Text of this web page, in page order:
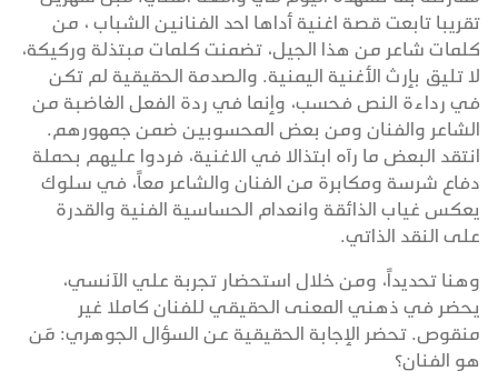
تقريبا تابعت قصة اغنية أداها احد الفنانين الشباب ، من
كلمات شاعر من هذا الجيل، تضمنت كلمات مبتذلة وركيكة،
لا تليق بإرث الأغنية اليمنية. والصدمة الحقيقية لم تكن
في رداءة النص فحسب، وإنما في ردة الفعل الغاضبة من
الشاعر والفنان ومن بعض المحسوبين ضمن جمهورهم.
انتقد البعض ما رآه ابتذالا في الاغنية، فردوا عليهم بحملة
دفاع شرسة ومكابرة من الفنان والشاعر معاً، في سلوك
يعكس غياب الذائقة وانعدام الحساسية الفنية والقدرة
على النقد الذاتي.
وهنا تحديداً، ومن خلال استحضار تجربة علي الآنسي،
يحضر في ذهني المعنى الحقيقي للفنان كاملا غير
منقوص. تحضر الإجابة الحقيقية عن السؤال الجوهري: مَن
هو الفنان؟